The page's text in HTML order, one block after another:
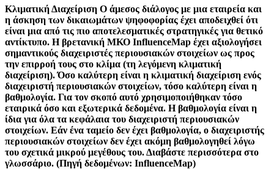
Κλιματική Διαχείριση Ο άμεσος διάλογος με μια εταιρεία και
η άσκηση των δικαιωμάτων ψηφοφορίας έχει αποδειχθεί ότι
είναι μια από τις πιο αποτελεσματικές στρατηγικές για θετικό
αντίκτυπο. Η βρετανική ΜΚΟ InfluenceMap έχει αξιολογήσει
σημαντικούς διαχειριστές περιουσιακών στοιχείων ως προς
την επιρροή τους στο κλίμα (τη λεγόμενη κλιματική
διαχείριση). Όσο καλύτερη είναι η κλιματική διαχείριση ενός
διαχειριστή περιουσιακών στοιχείων, τόσο καλύτερη είναι η
βαθμολογία. Για τον σκοπό αυτό χρησιμοποιήθηκαν τόσο
εταιρικά όσο και εξωτερικά δεδομένα. Η βαθμολογία είναι η
ίδια για όλα τα κεφάλαια του διαχειριστή περιουσιακών
στοιχείων. Εάν ένα ταμείο δεν έχει βαθμολογία, ο διαχειριστής
περιουσιακών στοιχείων δεν έχει ακόμη βαθμολογηθεί λόγω
του σχετικά μικρού μεγέθους του. Διαβάστε περισσότερα στο
γλωσσάριο. (Πηγή δεδομένων: InfluenceMap)